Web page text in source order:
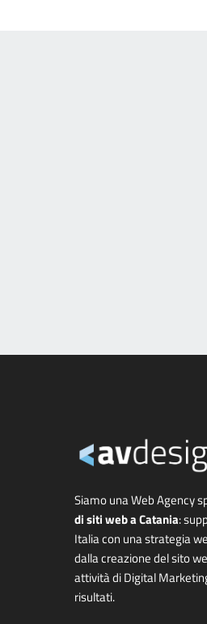
Siamo una Web Agency
di siti web a Catania:
Italia con una strategia
dalla creazione del sito
attività di Digital
risultati.